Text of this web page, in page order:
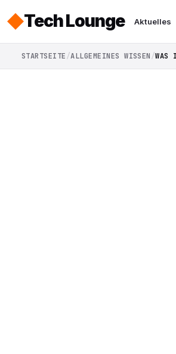
Tech Lounge Aktuelles
STARTSEITE ALLGEMEINES WISSEN WAS